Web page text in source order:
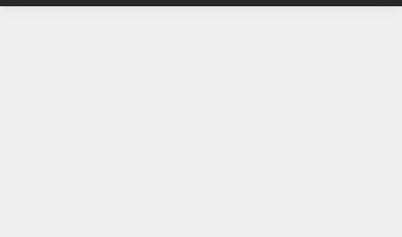
Kampı’nı cehenneme çevirdi.